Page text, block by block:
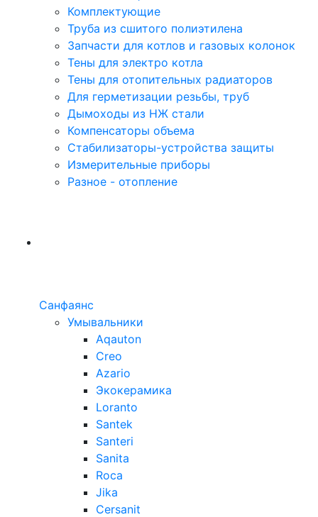
Комплектующие
Труба из сшитого полиэтилена
Запчасти для котлов и газовых колонок
Тены для электро котла
Тены для отопительных радиаторов
Для герметизации резьбы, труб
Дымоходы из НЖ стали
Компенсаторы объема
Стабилизаторы-устройства защиты
Измерительные приборы
Разное - отопление
Санфаянс
Умывальники
Aqauton
Creo
Azario
Экокерамика
Loranto
Santek
Santeri
Sanita
Roca
Jika
Cersanit